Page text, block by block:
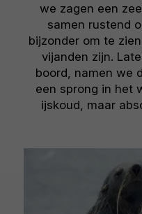
we zagen een
samen rustend
bijzonder om te
vijanden zijn.
boord, namen we
een sprong in het
ijskoud, maar